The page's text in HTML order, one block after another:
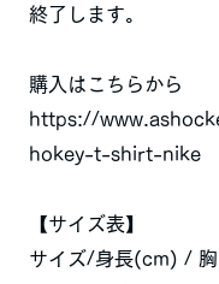
終了します。
購入はこちらから
https://
hokey-t-shirt-nike
【サイズ表】
サイズ/身長(cm) /